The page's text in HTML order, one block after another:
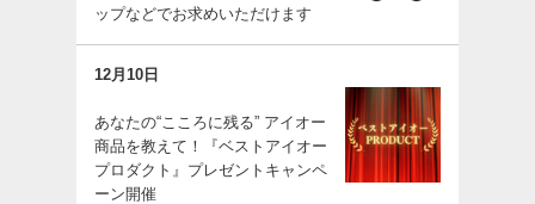
ップなどでお求めいただけます
12月10日
あなたの“こころに残る” アイオー
商品を教えて！『ベストアイオー
プロダクト』プレゼントキャンペ
ーン開催